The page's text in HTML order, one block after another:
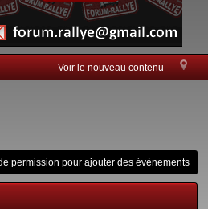
Voir le nouveau contenu
permission pour ajouter des évènements